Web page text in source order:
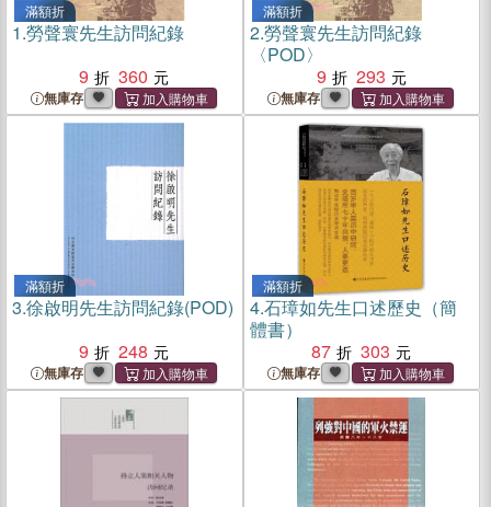
滿額折
1.勞聲寰先生訪問紀錄
9
360
無庫存
滿額折
2.勞聲寰先生訪問紀錄
〈POD〉
9
293
無庫存
滿額折
3.徐啟明先生訪問紀錄(POD)
9
248
無庫存
滿額折
4.石璋如先生口述歷史（簡
體書）
87
303
無庫存